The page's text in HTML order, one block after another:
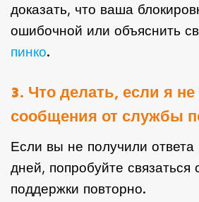
доказать, что ваша
ошибочной или объяснить
пинко.
3. Что делать, если я
сообщения от службы
Если вы не получили ответа
дней, попробуйте связаться
поддержки повторно.